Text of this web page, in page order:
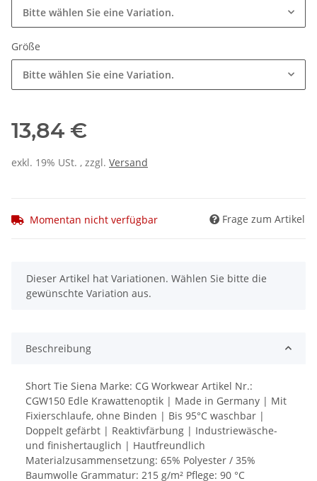
Bitte wählen Sie eine Variation.
Größe
Bitte wählen Sie eine Variation.
13,84 €
exkl. 19% USt. , zzgl. Versand
Momentan nicht verfügbar Frage zum Artikel
x
Dieser Artikel hat Variationen. Wählen Sie bitte die
gewünschte Variation aus.
Beschreibung
Short Tie Siena Marke: CG Workwear Artikel Nr.:
CGW150 Edle Krawattenoptik | Made in Germany | Mit
Fixierschlaufe, ohne Binden | Bis 95°C waschbar |
Doppelt gefärbt | Reaktivfärbung | Industriewäsche-
und finishertauglich | Hautfreundlich
Materialzusammensetzung: 65% Polyester / 35%
Baumwolle Grammatur: 215 g/m² Pflege: 90 °C